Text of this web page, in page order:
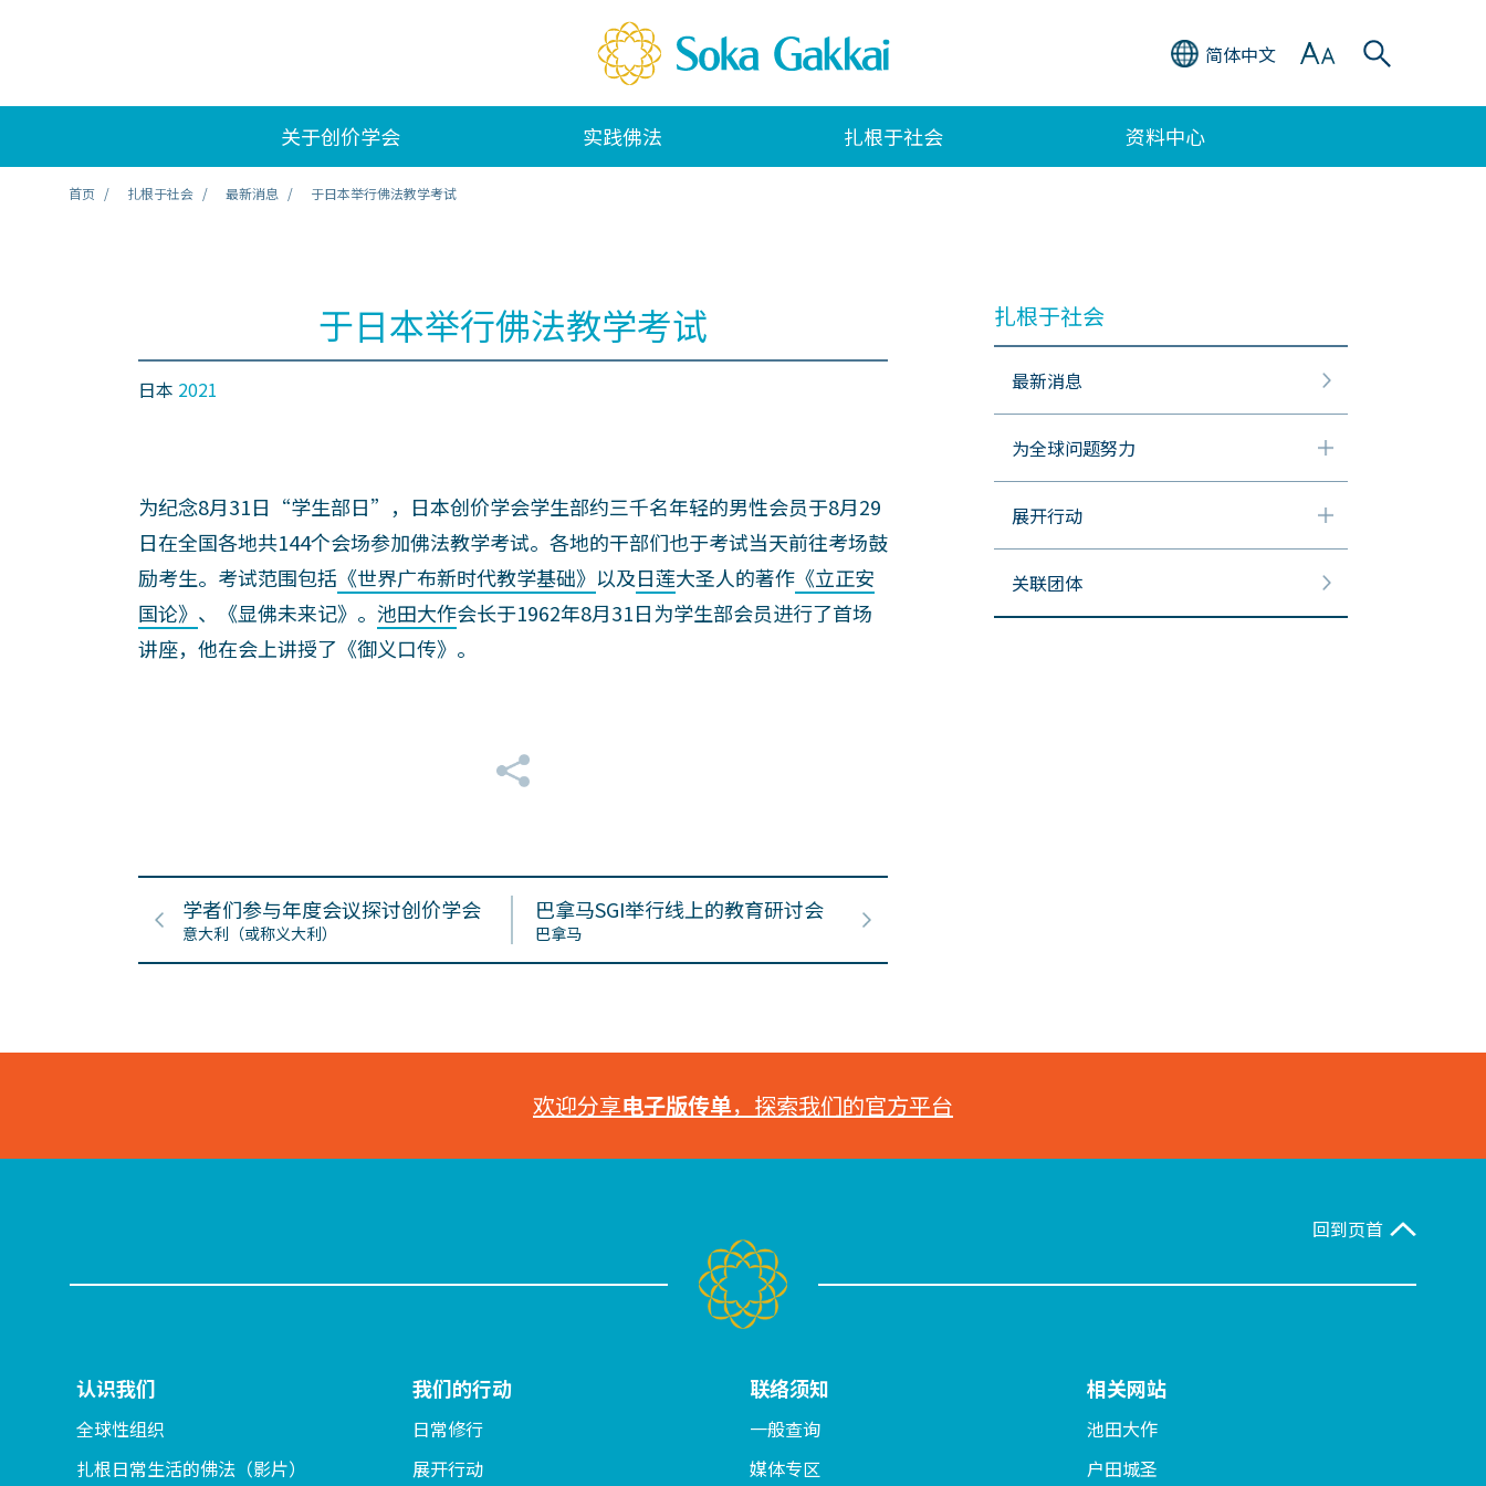
简体中文
关于创价学会 实践佛法 扎根于社会 资料中心
首页 扎根于社会 最新消息 于日本举行佛法教学考试
于日本举行佛法教学考试
日本 2021
为纪念8月31日“学生部日”，日本创价学会学生部约三千名年轻的男性会员于8月29
日在全国各地共144个会场参加佛法教学考试。各地的干部们也于考试当天前往考场鼓
励考生。考试范围包括 《世界广布新时代教学基础》 以及日莲大圣人的著作 《立正安
国论》 、《显佛未来记》。 池田大作会长于1962年8月31日为学生部会员进行了首场
讲座，他在会上讲授了《御义口传》。
学者们参与年度会议探讨创价学会
意大利（或称义大利）
巴拿马SGI举行线上的教育研讨会
巴拿马
扎根于社会
最新消息
为全球问题努力
展开行动
关联团体
欢迎分享电子版传单，探索我们的官方平台
回到页首
认识我们
全球性组织
扎根日常生活的佛法（影片）
我们的行动
日常修行
展开行动
联络须知
一般查询
媒体专区
相关网站
池田大作
户田城圣